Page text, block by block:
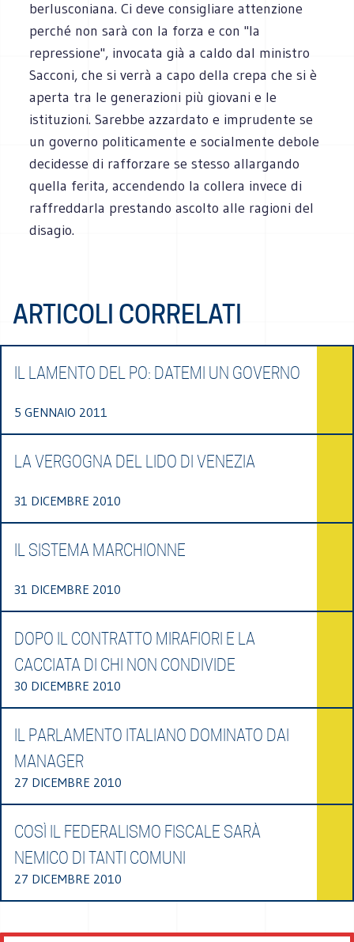
berlusconiana. Ci deve consigliare attenzione
perché non sarà con la forza e con "la
repressione", invocata già a caldo dal ministro
Sacconi, che si verrà a capo della crepa che si è
aperta tra le generazioni più giovani e le
istituzioni. Sarebbe azzardato e imprudente se
un governo politicamente e socialmente debole
decidesse di rafforzare se stesso allargando
quella ferita, accendendo la collera invece di
raffreddarla prestando ascolto alle ragioni del
disagio.
ARTICOLI CORRELATI
IL LAMENTO DEL PO: DATEMI UN GOVERNO
5 GENNAIO 2011
LA VERGOGNA DEL LIDO DI VENEZIA
31 DICEMBRE 2010
IL SISTEMA MARCHIONNE
31 DICEMBRE 2010
DOPO IL CONTRATTO MIRAFIORI E LA
CACCIATA DI CHI NON CONDIVIDE
30 DICEMBRE 2010
IL PARLAMENTO ITALIANO DOMINATO DAI
MANAGER
27 DICEMBRE 2010
COSÌ IL FEDERALISMO FISCALE SARÀ
NEMICO DI TANTI COMUNI
27 DICEMBRE 2010